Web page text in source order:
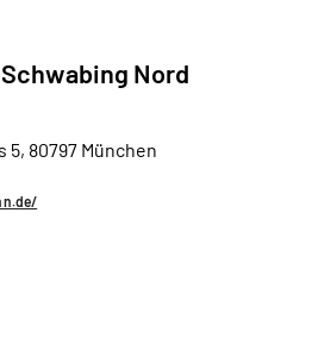
Nord
80797 München